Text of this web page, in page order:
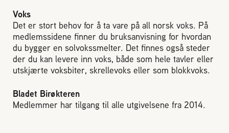
Biene svermer
Reaksjon på bistikk
Voks
Det er stort behov for å ta vare på all norsk voks. På
medlemssidene finner du bruksanvisning for hvordan
du bygger en solvokssmelter. Det finnes også steder
der du kan levere inn voks, både som hele tavler eller
utskjærte voksbiter, skrellevoks eller som blokkvoks.
Bladet Birøkteren
Medlemmer har tilgang til alle utgivelsene fra 2014.